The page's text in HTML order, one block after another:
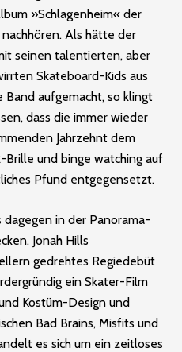
»Schlagen­heim« der
Als hätte der
seinen talentierten, aber
Skateboard-Kids aus
aufgemacht, so klingt
dass die immer wieder
Jahrzehnt dem
und binge watching auf
Pfund entgegensetzt.
dagegen in der Panorama-
Jonah Hills
gedrehtes Regiedebüt
ein Skater-Film
Kostüm-Design und
Bad Brains, Misfits und
es sich um ein zeitloses